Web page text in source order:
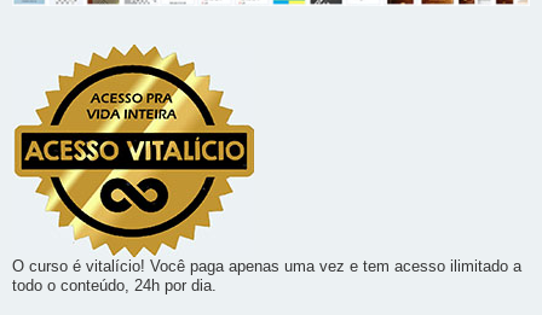
O curso é vitalício! Você paga apenas uma vez e tem acesso ilimitado a
todo o conteúdo, 24h por dia.